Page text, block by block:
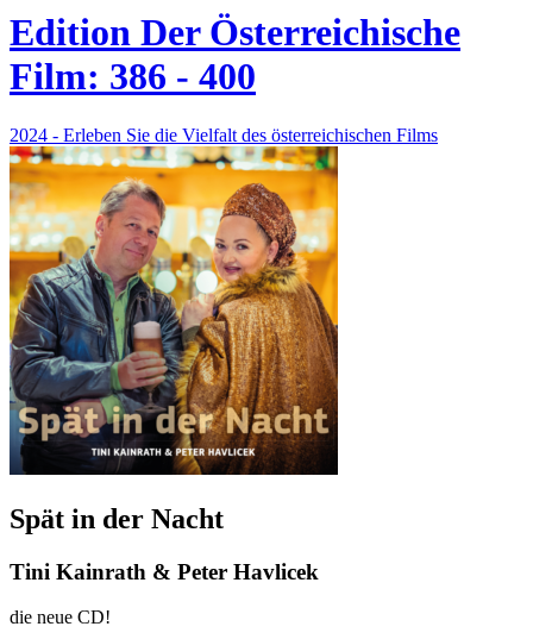
Edition Der Österreichische
Film: 386 - 400
2024 - Erleben Sie die Vielfalt des österreichischen Films
Spät in der Nacht
Tini Kainrath & Peter Havlicek
die neue CD!